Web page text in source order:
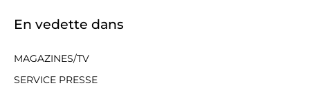
En vedette dans
MAGAZINES/TV
SERVICE PRESSE